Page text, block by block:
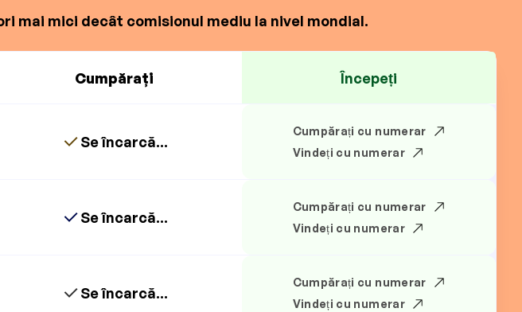
mai mici decât comisionul mediu la nivel mondial.
Cumpărați Începeți
Se încarcă...
Cumpărați cu numerar
Vindeți cu numerar
Se încarcă...
Cumpărați cu numerar
Vindeți cu numerar
Se încarcă...
Cumpărați cu numerar
Vindeți cu numerar